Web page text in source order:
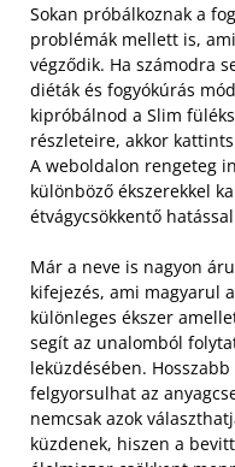
Sokan próbálkoznak a
problémák mellett is,
végződik. Ha számodra
diéták és fogyókúrás
kipróbálnod a Slim
részleteire, akkor
A weboldalon rengeteg
különböző ékszerekkel
étvágycsökkentő
Már a neve is nagyon
kifejezés, ami magyarul
különleges ékszer
segít az unalomból
leküzdésében.
felgyorsulhat az
nemcsak azok
küzdenek, hiszen a